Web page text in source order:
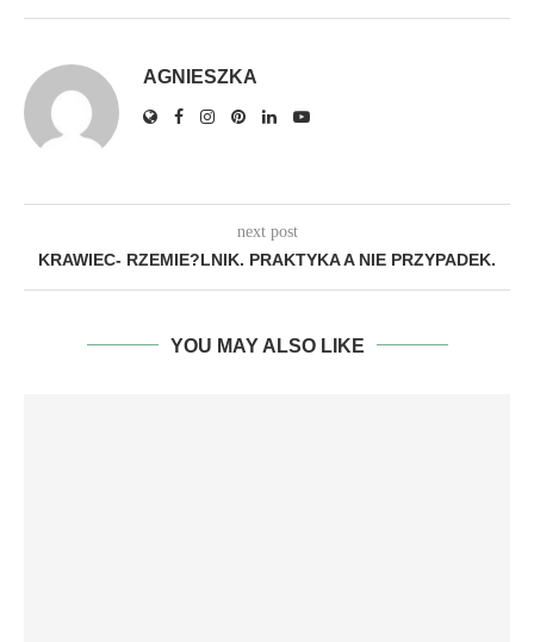
AGNIESZKA
next post
KRAWIEC- RZEMIE?LNIK. PRAKTYKA A NIE PRZYPADEK.
YOU MAY ALSO LIKE